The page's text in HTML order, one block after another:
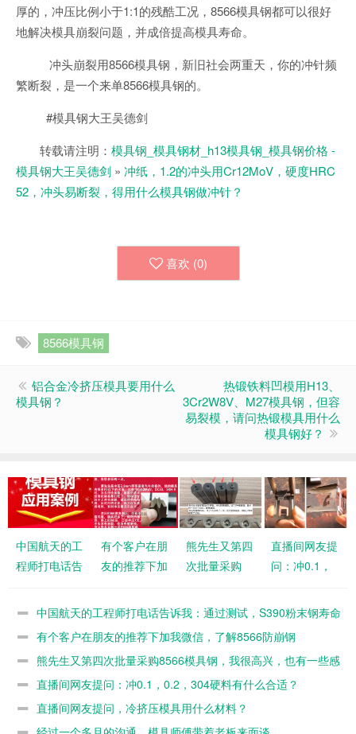
厚的，冲压比例小于1:1的残酷工况，8566模具钢都可以很好
地解决模具崩裂问题，并成倍提高模具寿命。
冲头崩裂用8566模具钢，新旧社会两重天，你的冲针频
繁断裂，是一个来单8566模具钢的。
#模具钢大王吴德剑
转载请注明： 模具钢_模具钢材_h13模具钢_模具钢价格 -
模具钢大王吴德剑 » 冲纸，1.2的冲头用Cr12MoV，硬度HRC
52，冲头易断裂，得用什么模具钢做冲针？
喜欢 (0)
8566模具钢
铝合金冷挤压模具要用什么
模具钢？
热锻铁料凹模用H13、
3Cr2W8V、M27模具钢，但容
易裂模，请问热锻模具用什么
模具钢好？
中国航天的工
程师打电话告
试，S390粉
8566
有个客户在朋
友的推荐下加
8566防崩钢
熊先生又第四
次批量采购
钢，我很高
感悟
直播间网友提
问：冲0.1，
有什么合适？
中国航天的工程师打电话告诉我：通过测试，S390粉末钢寿命
不如8566
有个客户在朋友的推荐下加我微信，了解8566防崩钢
熊先生又第四次批量采购8566模具钢，我很高兴，也有一些感
悟 直播间网友提问：冲0.1，0.2，304硬料有什么合适？
直播间网友提问，冷挤压模具用什么材料？